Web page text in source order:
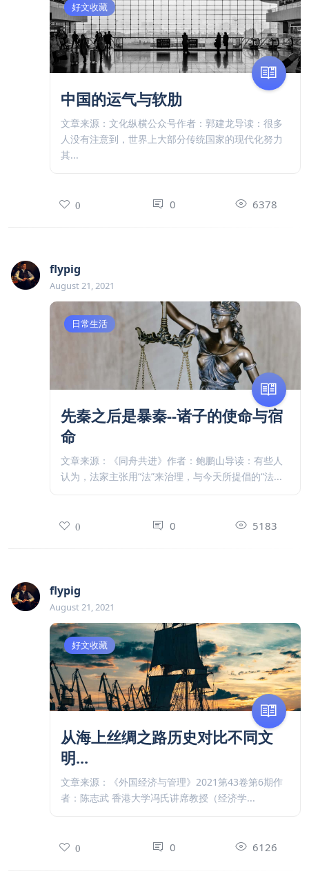
好文收藏
中国的运气与软肋
文章来源：文化纵横公众号作者：郭建龙导读：很多
人没有注意到，世界上大部分传统国家的现代化努力
其...
0 0 6378
flypig
August 21, 2021
日常生活
先秦之后是暴秦--诸子的使命与宿
命
文章来源：《同舟共进》作者：鲍鹏山导读：有些人
认为，法家主张用“法”来治理，与今天所提倡的“法...
0 0 5183
flypig
August 21, 2021
好文收藏
从海上丝绸之路历史对比不同文
明...
文章来源：《外国经济与管理》2021第43卷第6期作
者：陈志武 香港大学冯氏讲席教授（经济学...
0 0 6126